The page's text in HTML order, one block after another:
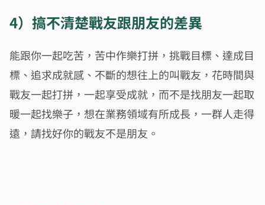
4）搞不清楚戰友跟朋友的差異
能跟你一起吃苦，苦中作樂打拼，挑戰目標、達成目
標、追求成就感、不斷的想往上的叫戰友，花時間與
戰友一起打拼，一起享受成就，而不是找朋友一起取
暖一起找樂子，想在業務領域有所成長，一群人走得
遠，請找好你的戰友不是朋友。